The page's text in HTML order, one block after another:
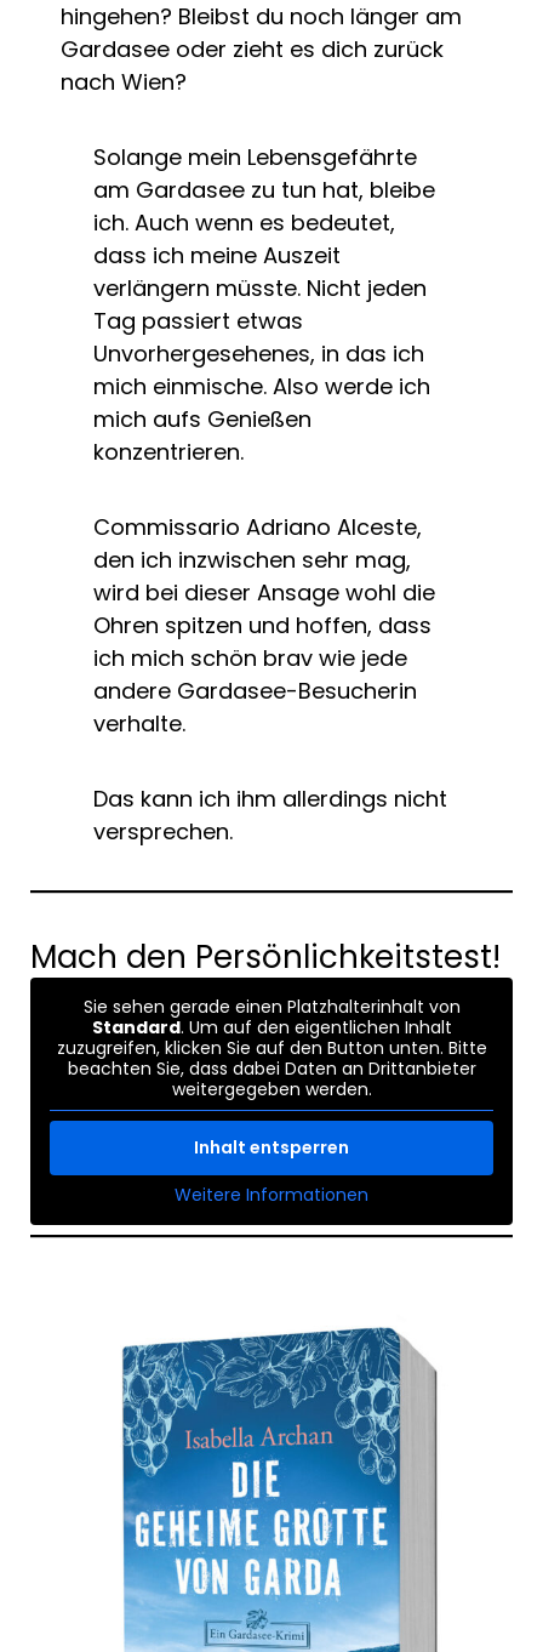
hingehen? Bleibst du noch länger am
Gardasee oder zieht es dich zurück
nach Wien?
Solange mein Lebensgefährte
am Gardasee zu tun hat, bleibe
ich. Auch wenn es bedeutet,
dass ich meine Auszeit
verlängern müsste. Nicht jeden
Tag passiert etwas
Unvorhergesehenes, in das ich
mich einmische. Also werde ich
mich aufs Genießen
konzentrieren.
Commissario Adriano Alceste,
den ich inzwischen sehr mag,
wird bei dieser Ansage wohl die
Ohren spitzen und hoffen, dass
ich mich schön brav wie jede
andere Gardasee-Besucherin
verhalte.
Das kann ich ihm allerdings nicht
versprechen.
Mach den Persönlichkeitstest!
Sie sehen gerade einen Platzhalterinhalt von
Standard. Um auf den eigentlichen Inhalt
zuzugreifen, klicken Sie auf den Button unten. Bitte
beachten Sie, dass dabei Daten an Drittanbieter
weitergegeben werden.
Inhalt entsperren
Weitere Informationen